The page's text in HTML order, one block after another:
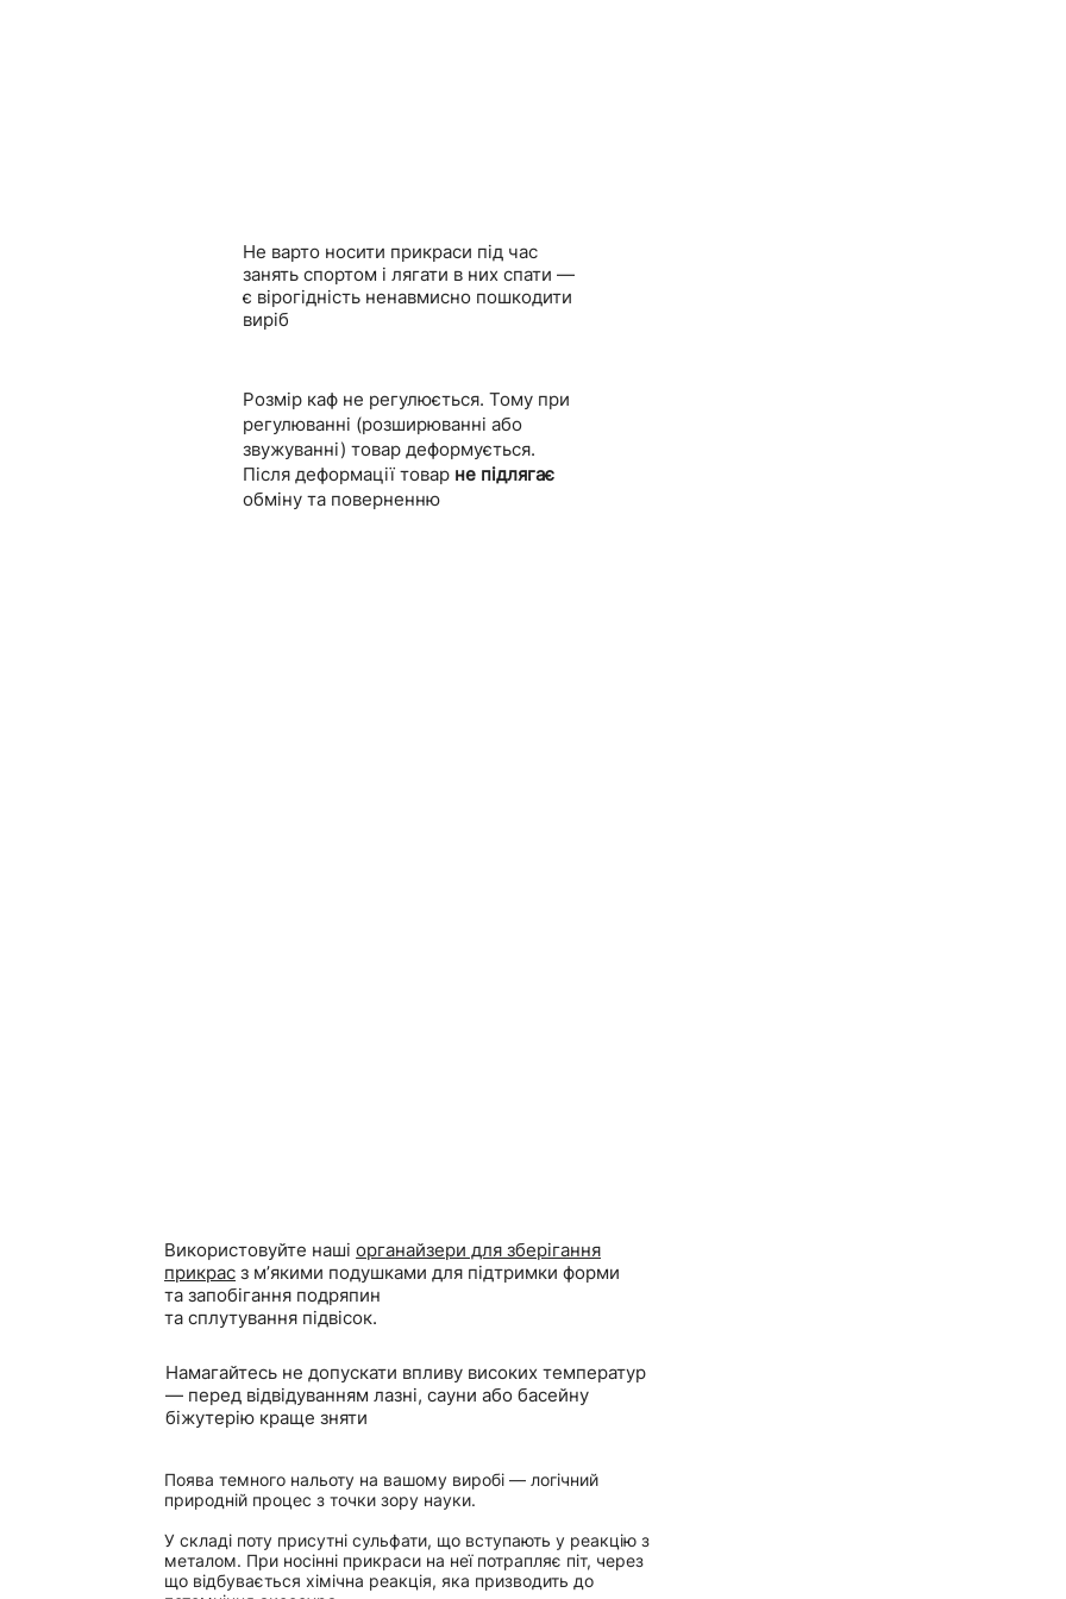
Не варто носити прикраси під час
занять спортом і лягати в них спати —
є вірогідність ненавмисно пошкодити
виріб
Розмір каф не регулюється. Тому при
регулюванні (розширюванні або
звужуванні) товар деформується.
Після деформації товар не підлягає
обміну та поверненню
Використовуйте нашіорганайзери для зберігання
прикрас з мʼякими подушками для підтримки форми
та запобігання подряпин
та сплутування підвісок.
Намагайтесь не допускати впливу високих температур
— перед відвідуванням лазні, сауни або басейну
біжутерію краще зняти
Поява темного нальоту на вашому виробі — логічний
природній процес з точки зору науки.
У складі поту присутні сульфати, що вступають у реакцію з
металом. При носінні прикраси на неї потрапляє піт, через
що відбувається хімічна реакція, яка призводить до